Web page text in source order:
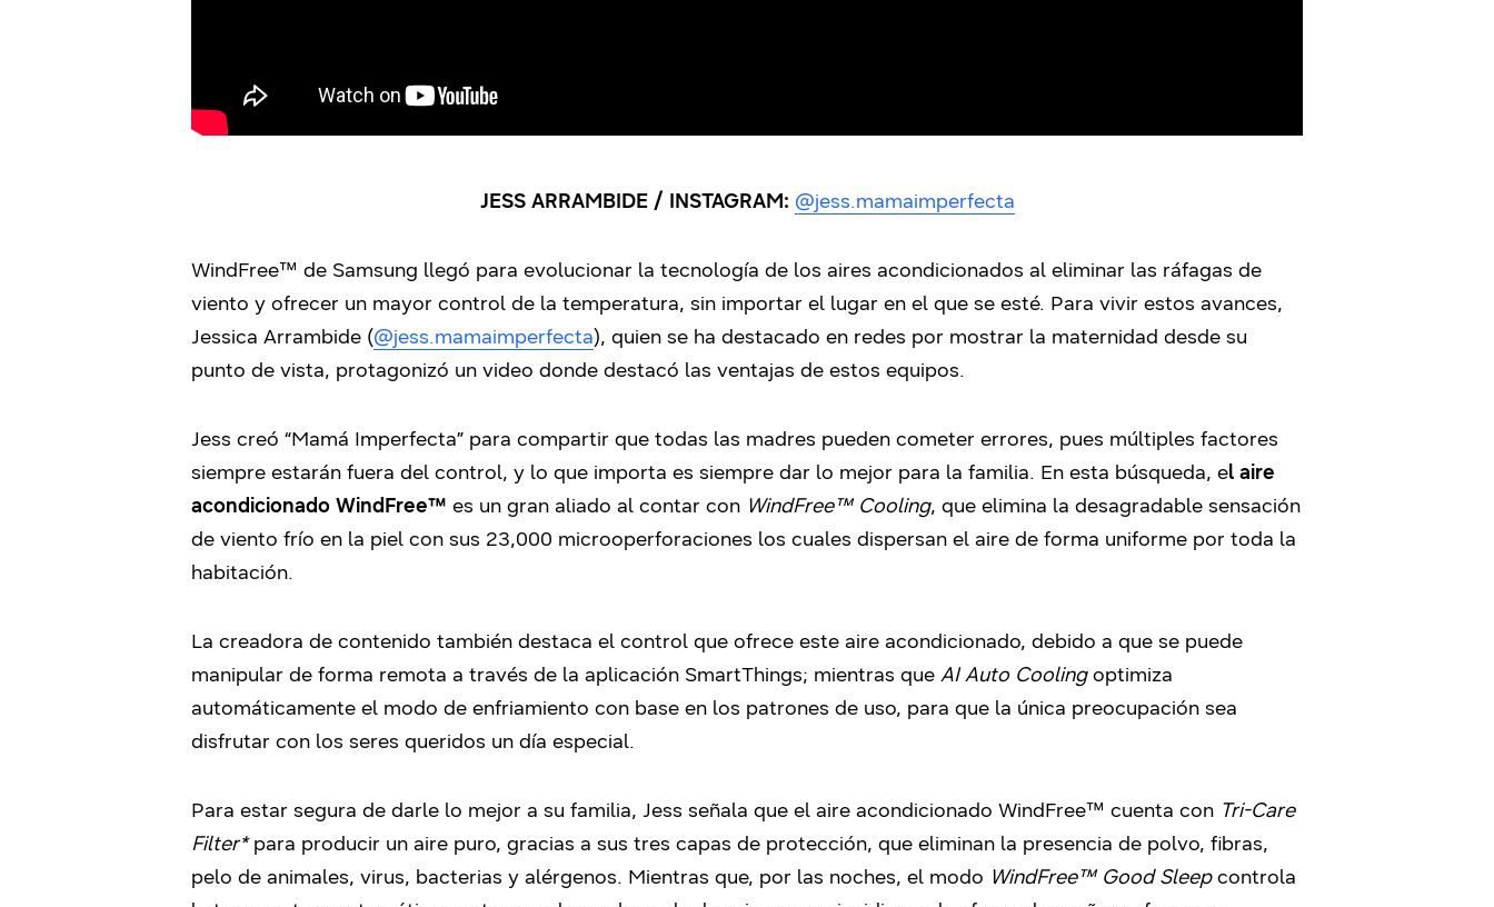
JESS ARRAMBIDE / INSTAGRAM: @jess.mamaimperfecta
WindFree™ de Samsung llegó para evolucionar la tecnología de los aires acondicionados al eliminar las ráfagas de
viento y ofrecer un mayor control de la temperatura, sin importar el lugar en el que se esté. Para vivir estos avances,
Jessica Arrambide (@jess.mamaimperfecta), quien se ha destacado en redes por mostrar la maternidad desde su
punto de vista, protagonizó un video donde destacó las ventajas de estos equipos.
Jess creó “Mamá Imperfecta” para compartir que todas las madres pueden cometer errores, pues múltiples factores
siempre estarán fuera del control, y lo que importa es siempre dar lo mejor para la familia. En esta búsqueda, el aire
acondicionado WindFree™ es un gran aliado al contar con WindFree™ Cooling, que elimina la desagradable sensación
de viento frío en la piel con sus 23,000 microoperforaciones los cuales dispersan el aire de forma uniforme por toda la
habitación.
La creadora de contenido también destaca el control que ofrece este aire acondicionado, debido a que se puede
manipular de forma remota a través de la aplicación SmartThings; mientras que AI Auto Coolingoptimiza
automáticamente el modo de enfriamiento con base en los patrones de uso, para que la única preocupación sea
disfrutar con los seres queridos un día especial.
Para estar segura de darle lo mejor a su familia, Jess señala que el aire acondicionado WindFree™ cuenta con Tri-Care
Filter*para producir un aire puro, gracias a sus tres capas de protección, que eliminan la presencia de polvo, fibras,
pelo de animales, virus, bacterias y alérgenos. Mientras que, por las noches, el modo WindFree™ Good Sleepcontrola